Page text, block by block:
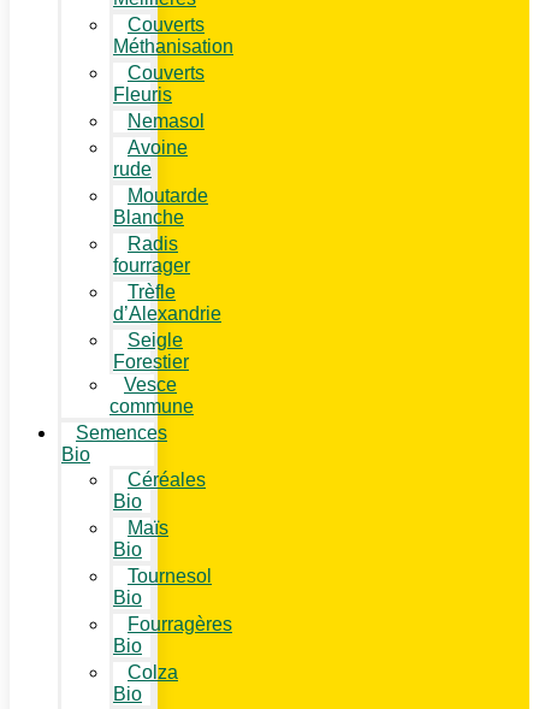
Couverts
Méthanisation
Couverts
Fleuris
Nemasol
Avoine
rude
Moutarde
Blanche
Radis
fourrager
Trèfle
d’Alexandrie
Seigle
Forestier
Vesce
commune
Semences
Bio
Céréales
Bio
Maïs
Bio
Tournesol
Bio
Fourragères
Bio
Colza
Bio